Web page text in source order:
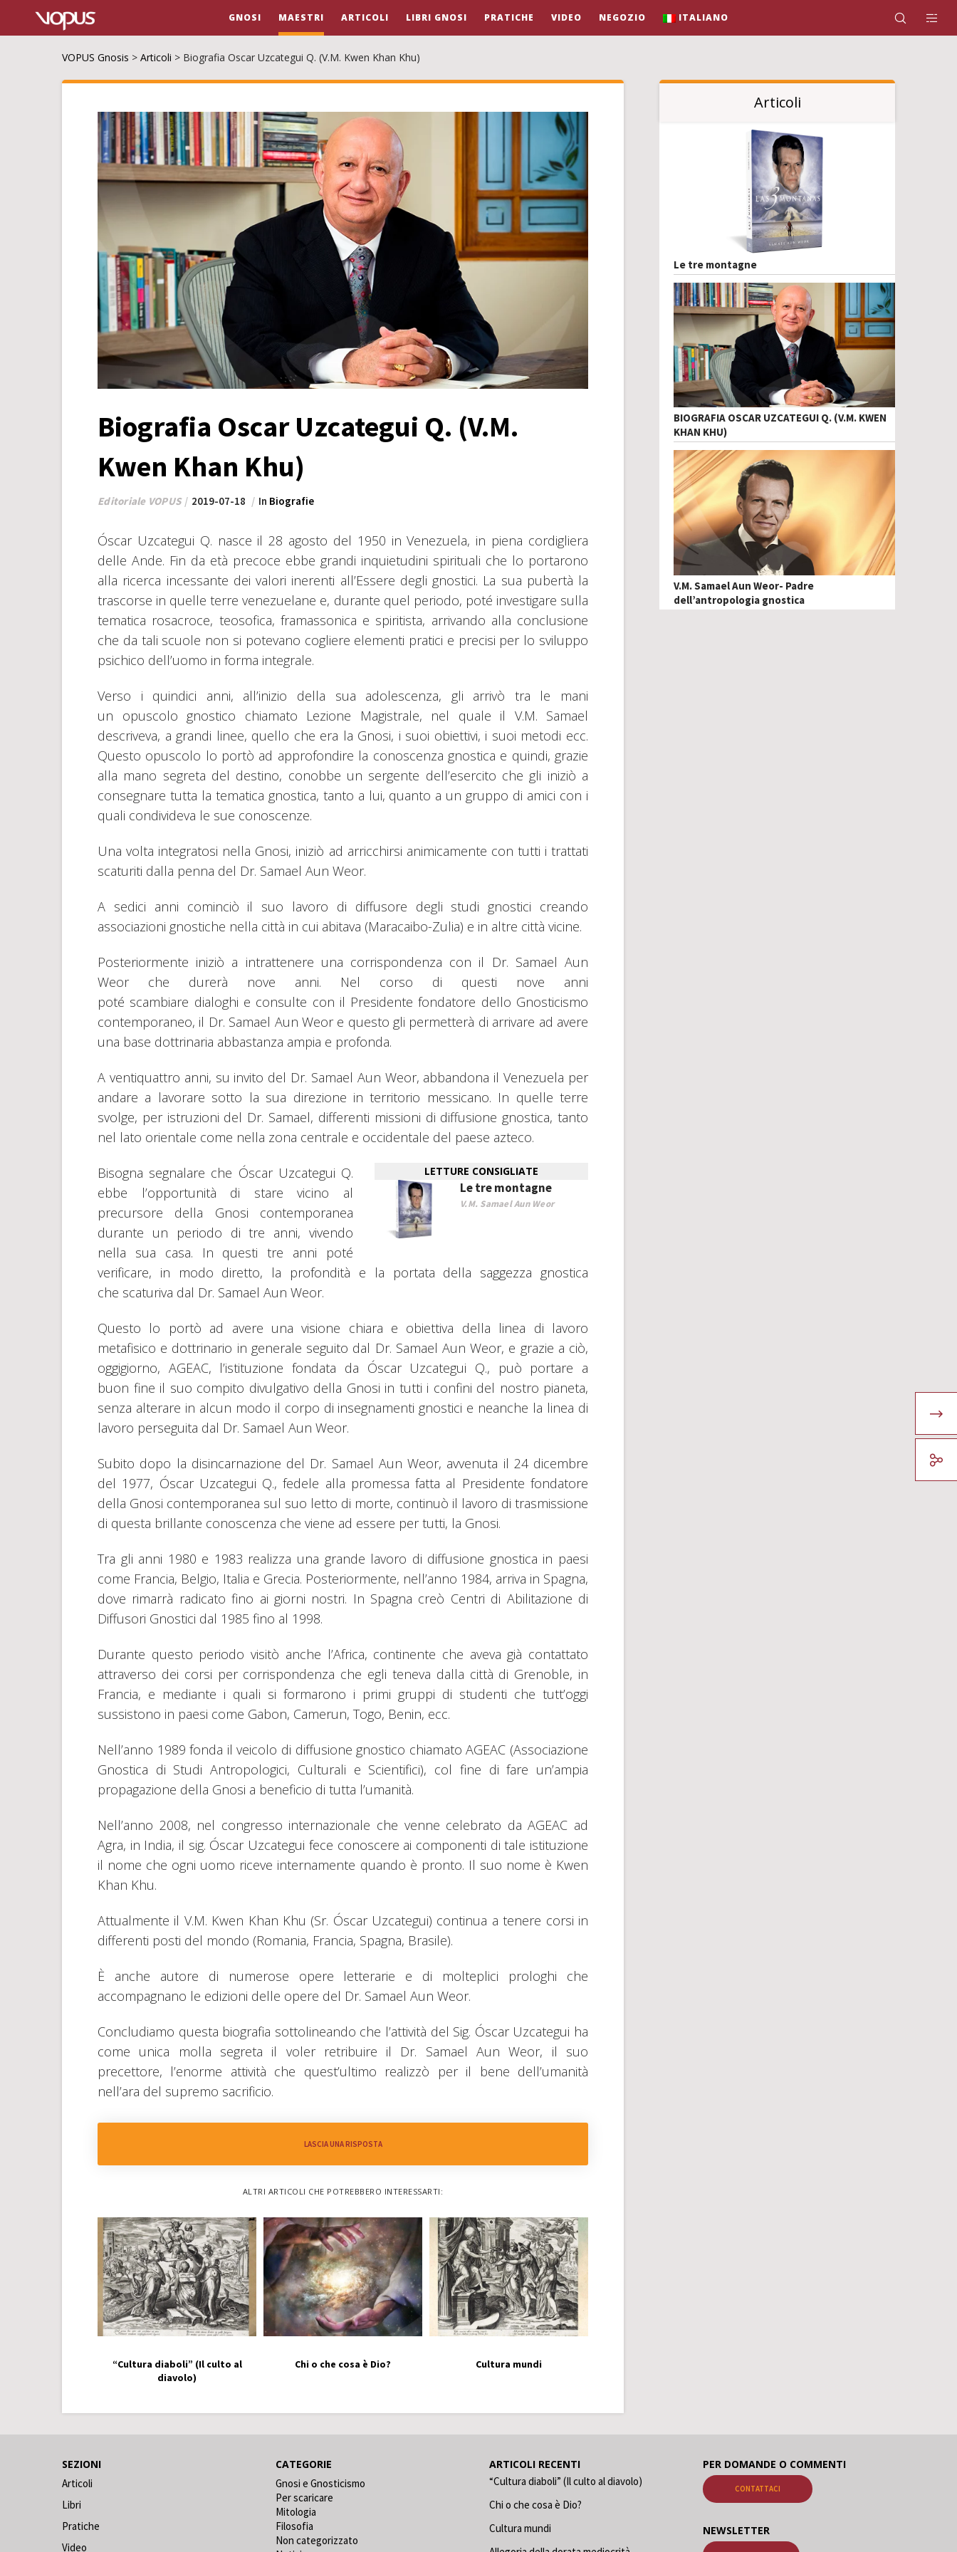
GNOSI MAESTRI ARTICOLI LIBRI GNOSI PRATICHE VIDEO NEGOZIO ITALIANO
VOPUS Gnosis > Articoli > Biografia Oscar Uzcategui Q. (V.M. Kwen Khan Khu)
Biografia Oscar Uzcategui Q. (V.M.
Kwen Khan Khu)
Editoriale VOPUS 2019-07-18 In Biografie
Óscar Uzcategui Q. nasce il 28 agosto del 1950 in Venezuela, in piena cordigliera
delle Ande. Fin da età precoce ebbe grandi inquietudini spirituali che lo portarono
alla ricerca incessante dei valori inerenti all’Essere degli gnostici. La sua pubertà la
trascorse in quelle terre venezuelane e, durante quel periodo, poté investigare sulla
tematica rosacroce, teosofica, framassonica e spiritista, arrivando alla conclusione
che da tali scuole non si potevano cogliere elementi pratici e precisi per lo sviluppo
psichico dell’uomo in forma integrale.
Verso i quindici anni, all’inizio della sua adolescenza, gli arrivò tra le mani
un opuscolo gnostico chiamato Lezione Magistrale, nel quale il V.M. Samael
descriveva, a grandi linee, quello che era la Gnosi, i suoi obiettivi, i suoi metodi ecc.
Questo opuscolo lo portò ad approfondire la conoscenza gnostica e quindi, grazie
alla mano segreta del destino, conobbe un sergente dell’esercito che gli iniziò a
consegnare tutta la tematica gnostica, tanto a lui, quanto a un gruppo di amici con i
quali condivideva le sue conoscenze.
Una volta integratosi nella Gnosi, iniziò ad arricchirsi animicamente con tutti i trattati
scaturiti dalla penna del Dr. Samael Aun Weor.
A sedici anni cominciò il suo lavoro di diffusore degli studi gnostici creando
associazioni gnostiche nella città in cui abitava (Maracaibo-Zulia) e in altre città vicine.
Posteriormente iniziò a intrattenere una corrispondenza con il Dr. Samael Aun
Weor che durerà nove anni. Nel corso di questi nove anni
poté scambiare dialoghi e consulte con il Presidente fondatore dello Gnosticismo
contemporaneo, il Dr. Samael Aun Weor e questo gli permetterà di arrivare ad avere
una base dottrinaria abbastanza ampia e profonda.
A ventiquattro anni, su invito del Dr. Samael Aun Weor, abbandona il Venezuela per
andare a lavorare sotto la sua direzione in territorio messicano. In quelle terre
svolge, per istruzioni del Dr. Samael, differenti missioni di diffusione gnostica, tanto
nel lato orientale come nella zona centrale e occidentale del paese azteco.
LETTURE CONSIGLIATE
Le tre montagne
V.M. Samael Aun Weor
Bisogna segnalare che Óscar Uzcategui Q.
ebbe l’opportunità di stare vicino al
precursore della Gnosi contemporanea
durante un periodo di tre anni, vivendo
nella sua casa. In questi tre anni poté
verificare, in modo diretto, la profondità e la portata della saggezza gnostica
che scaturiva dal Dr. Samael Aun Weor.
Questo lo portò ad avere una visione chiara e obiettiva della linea di lavoro
metafisico e dottrinario in generale seguito dal Dr. Samael Aun Weor, e grazie a ciò,
oggigiorno, AGEAC, l’istituzione fondata da Óscar Uzcategui Q., può portare a
buon fine il suo compito divulgativo della Gnosi in tutti i confini del nostro pianeta,
senza alterare in alcun modo il corpo di insegnamenti gnostici e neanche la linea di
lavoro perseguita dal Dr. Samael Aun Weor.
Subito dopo la disincarnazione del Dr. Samael Aun Weor, avvenuta il 24 dicembre
del 1977, Óscar Uzcategui Q., fedele alla promessa fatta al Presidente fondatore
della Gnosi contemporanea sul suo letto di morte, continuò il lavoro di trasmissione
di questa brillante conoscenza che viene ad essere per tutti, la Gnosi.
Tra gli anni 1980 e 1983 realizza una grande lavoro di diffusione gnostica in paesi
come Francia, Belgio, Italia e Grecia. Posteriormente, nell’anno 1984, arriva in Spagna,
dove rimarrà radicato fino ai giorni nostri. In Spagna creò Centri di Abilitazione di
Diffusori Gnostici dal 1985 fino al 1998.
Durante questo periodo visitò anche l’Africa, continente che aveva già contattato
attraverso dei corsi per corrispondenza che egli teneva dalla città di Grenoble, in
Francia, e mediante i quali si formarono i primi gruppi di studenti che tutt’oggi
sussistono in paesi come Gabon, Camerun, Togo, Benin, ecc.
Nell’anno 1989 fonda il veicolo di diffusione gnostico chiamato AGEAC (Associazione
Gnostica di Studi Antropologici, Culturali e Scientifici), col fine di fare un’ampia
propagazione della Gnosi a beneficio di tutta l’umanità.
Nell’anno 2008, nel congresso internazionale che venne celebrato da AGEAC ad
Agra, in India, il sig. Óscar Uzcategui fece conoscere ai componenti di tale istituzione
il nome che ogni uomo riceve internamente quando è pronto. Il suo nome è Kwen
Khan Khu.
Attualmente il V.M. Kwen Khan Khu (Sr. Óscar Uzcategui) continua a tenere corsi in
differenti posti del mondo (Romania, Francia, Spagna, Brasile).
È anche autore di numerose opere letterarie e di molteplici prologhi che
accompagnano le edizioni delle opere del Dr. Samael Aun Weor.
Concludiamo questa biografia sottolineando che l’attività del Sig. Óscar Uzcategui ha
come unica molla segreta il voler retribuire il Dr. Samael Aun Weor, il suo
precettore, l’enorme attività che quest’ultimo realizzò per il bene dell’umanità
nell’ara del supremo sacrificio.
LASCIA UNA RISPOSTA
ALTRI ARTICOLI CHE POTREBBERO INTERESSARTI:
“Cultura diaboli” (Il culto al
diavolo)
Chi o che cosa è Dio? Cultura mundi
Articoli
Le tre montagne
BIOGRAFIA OSCAR UZCATEGUI Q. (V.M. KWEN
KHAN KHU)
V.M. Samael Aun Weor- Padre
dell’antropologia gnostica
SEZIONI
Articoli
Libri
Pratiche
Video
CATEGORIE
Gnosi e Gnosticismo
Per scaricare
Mitologia
Filosofia
Non categorizzato
ARTICOLI RECENTI
“Cultura diaboli” (Il culto al diavolo)
Chi o che cosa è Dio?
Cultura mundi
PER DOMANDE O COMMENTI
CONTATTACI
NEWSLETTER